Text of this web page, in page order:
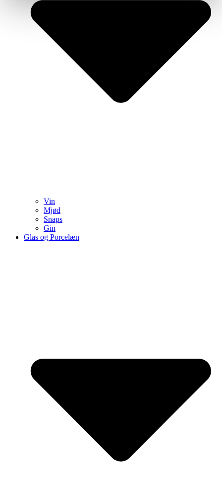
Vin
Mjød
Snaps
Gin
Glas og Porcelæn